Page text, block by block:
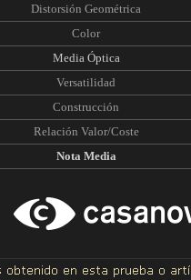
Distorsión Geométrica
Color
Media Óptica
Versatilidad
Construcción
Relación Valor/Coste
Nota Media